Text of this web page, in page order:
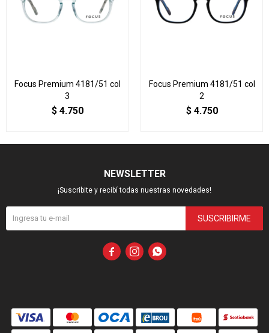
Focus Premium 4181/51 col
3
$ 4.750
Focus Premium 4181/51 col
2
$ 4.750
NEWSLETTER
¡Suscribite y recibí todas nuestras novedades!
SUSCRIBIRME
  